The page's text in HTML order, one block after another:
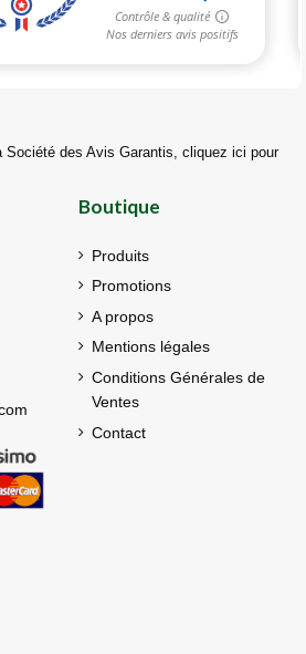
Société des Avis Garantis, cliquez ici pour
Boutique
Produits
Promotions
A propos
Mentions légales
Conditions Générales de
Ventes
Contact